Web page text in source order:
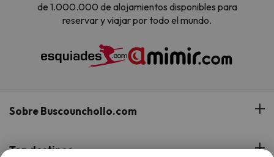
de 1.000.000 de alojamientos disponibles para
reservar y viajar por todo el mundo.
Sobre Buscounchollo.com
¿Quiénes somos?
Top destinos